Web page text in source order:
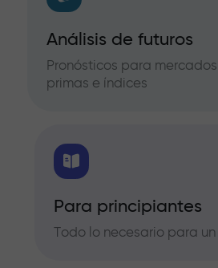
Análisis de futuros
Pronósticos para
primas e índices
Para principiantes
Todo lo necesario para